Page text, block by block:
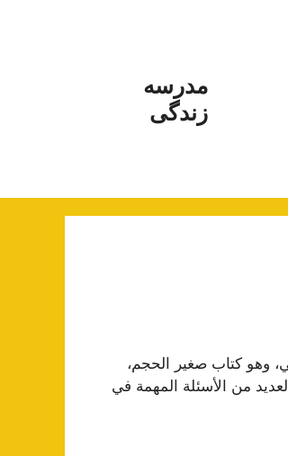
مدرسه
زندگی
وهو كتاب صغير الحجم،
من الأسئلة المهمة في